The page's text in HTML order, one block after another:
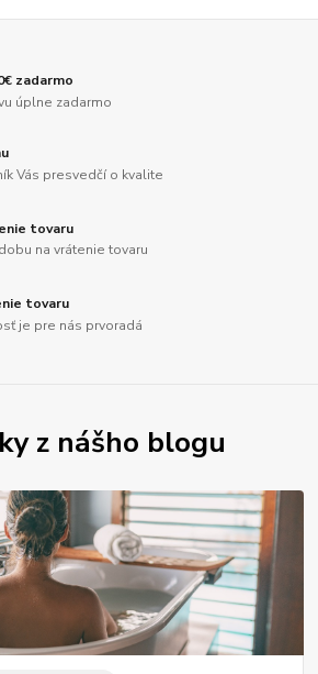
zadarmo
úplne zadarmo
Vás presvedčí o kvalite
tovaru
na vrátenie tovaru
tovaru
je pre nás prvoradá
z nášho blogu